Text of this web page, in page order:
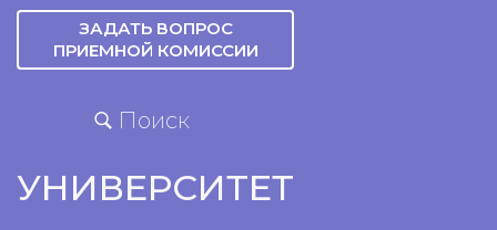
ЗАДАТЬ ВОПРОС
ПРИЕМНОЙ КОМИССИИ
Поиск
УНИВЕРСИТЕТ